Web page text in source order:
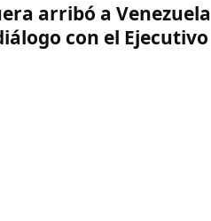
arribó a Venezuela
con el Ejecutivo